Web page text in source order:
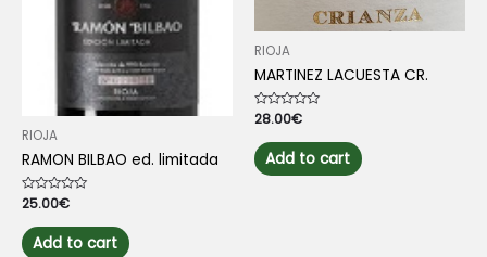
RIOJA
RAMON BILBAO ed. limitada
Rated
out
of
5
25.00€
Add to cart
RIOJA
MARTINEZ LACUESTA CR.
Rated
out
of
5
28.00€
Add to cart